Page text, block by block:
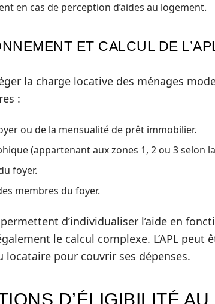
en cas de perception d’aides au logement.
ET CALCUL DE
la charge locative des ménages
:
ou de la mensualité de prêt immobilier.
(appartenant aux zones 1, 2 ou 3 selon
foyer.
membres du foyer.
d’individualiser l’aide en
le calcul complexe. L’APL peut
locataire pour couvrir ses dépenses.
D’ÉLIGIBILITÉ AU